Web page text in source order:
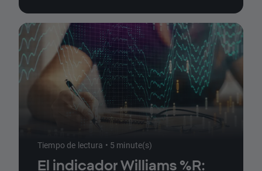
Tiempo de lectura • 5 minute(s)
El indicador Williams %R: